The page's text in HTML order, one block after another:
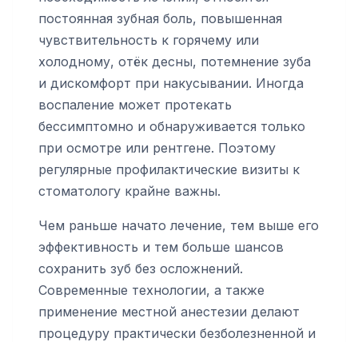
постоянная зубная боль, повышенная
чувствительность к горячему или
холодному, отёк десны, потемнение зуба
и дискомфорт при накусывании. Иногда
воспаление может протекать
бессимптомно и обнаруживается только
при осмотре или рентгене. Поэтому
регулярные профилактические визиты к
стоматологу крайне важны.
Чем раньше начато лечение, тем выше его
эффективность и тем больше шансов
сохранить зуб без осложнений.
Современные технологии, а также
применение местной анестезии делают
процедуру практически безболезненной и